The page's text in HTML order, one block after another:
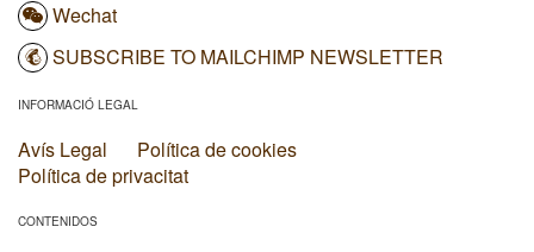
Wechat
SUBSCRIBE TO MAILCHIMP NEWSLETTER
INFORMACIÓ LEGAL
Avís Legal
Política de cookies
Política de privacitat
CONTENIDOS